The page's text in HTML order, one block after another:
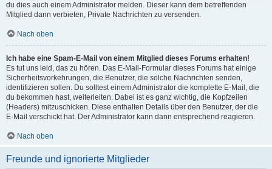
du dies auch einem Administrator melden. Dieser kann dem betreffenden
Mitglied dann verbieten, Private Nachrichten zu versenden.
Nach oben
Ich habe eine Spam-E-Mail von einem Mitglied dieses Forums erhalten!
Es tut uns leid, das zu hören. Das E-Mail-Formular dieses Forums hat einige
Sicherheitsvorkehrungen, die Benutzer, die solche Nachrichten senden,
identifizieren sollen. Du solltest einem Administrator die komplette E-Mail, die
du bekommen hast, weiterleiten. Dabei ist es ganz wichtig, die Kopfzeilen
(Headers) mitzuschicken. Diese enthalten Details über den Benutzer, der die
E-Mail verschickt hat. Der Administrator kann dann entsprechend reagieren.
Nach oben
Freunde und ignorierte Mitglieder